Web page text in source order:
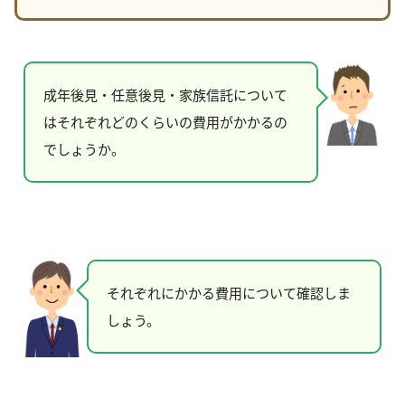
成年後見・任意後見・家族信託について
はそれぞれどのくらいの費用がかかるの
でしょうか。
それぞれにかかる費用について確認しま
しょう。